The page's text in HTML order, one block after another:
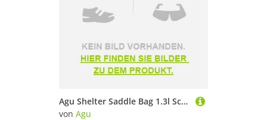
Agu Shelter Saddle Bag 1.3l Schwarz
von Agu